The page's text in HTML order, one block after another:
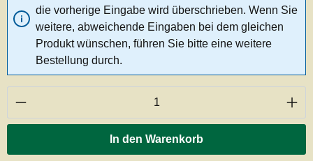
die vorherige Eingabe wird überschrieben. Wenn Sie
weitere, abweichende Eingaben bei dem gleichen
Produkt wünschen, führen Sie bitte eine weitere
Bestellung durch.
Produkt Anzahl: Gib den gewünschten
In den Warenkorb